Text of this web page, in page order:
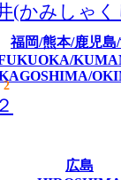
福岡/熊本/鹿児島
広島
(かみしゃ
2